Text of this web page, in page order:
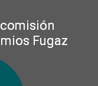
Fugaz